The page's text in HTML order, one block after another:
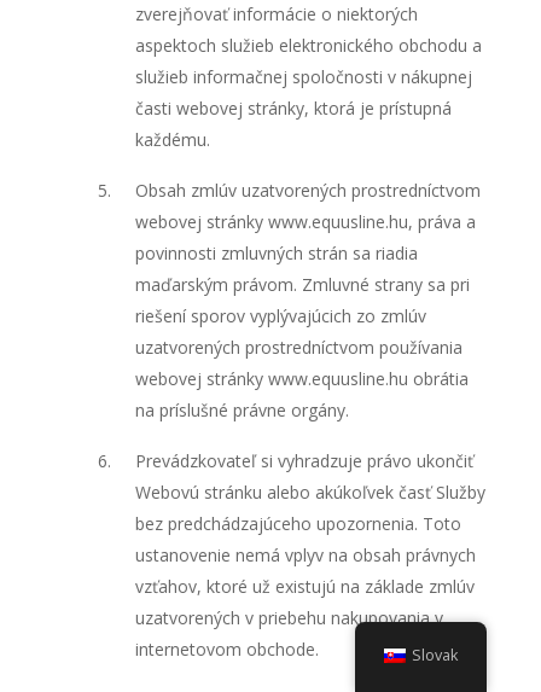
zverejňovať informácie o niektorých
aspektoch služieb elektronického obchodu a
služieb informačnej spoločnosti v nákupnej
časti webovej stránky, ktorá je prístupná
každému.
Obsah zmlúv uzatvorených prostredníctvom
webovej stránky www.equusline.hu, práva a
povinnosti zmluvných strán sa riadia
maďarským právom. Zmluvné strany sa pri
riešení sporov vyplývajúcich zo zmlúv
uzatvorených prostredníctvom používania
webovej stránky www.equusline.hu obrátia
na príslušné právne orgány.
Prevádzkovateľ si vyhradzuje právo ukončiť
Webovú stránku alebo akúkoľvek časť Služby
bez predchádzajúceho upozornenia. Toto
ustanovenie nemá vplyv na obsah právnych
vzťahov, ktoré už existujú na základe zmlúv
uzatvorených v priebehu nakupovania v
internetovom obchode.
Slovak